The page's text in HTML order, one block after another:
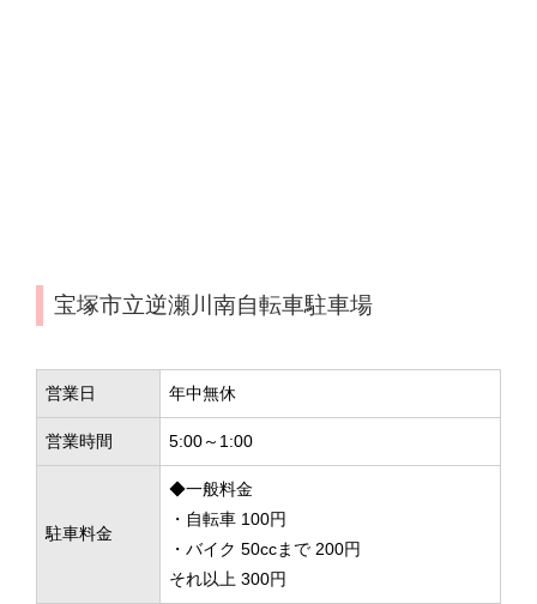
宝塚市立逆瀬川南自転車駐車場
営業日 年中無休
営業時間 5:00～1:00
駐車料金
◆一般料金
・自転車 100円
・バイク 50ccまで 200円
それ以上 300円